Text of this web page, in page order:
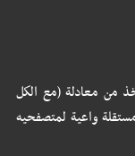
من معادلة (مع الكل
واعية لمتصفحيه